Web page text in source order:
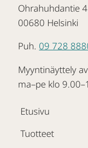
Ohrahuhdantie
00680 Helsinki
Puh. 09 728
Myyntinäyttely
ma–pe klo
Etusivu
Tuotteet